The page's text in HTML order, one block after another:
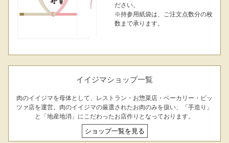
LINEギフト ふるさと納税
ださい。
※持参用紙袋は、ご注文点数分の枚
数まで承ります。
イイジマショップ一覧
肉のイイジマを母体として、レストラン・お惣菜店・ベーカリー・ピッ
ツァ店を運営。肉のイイジマの厳選されたお肉のみを扱い、「手造り」
と「地産地消」にこだわったお店作りとなっております。
ショップ一覧を見る